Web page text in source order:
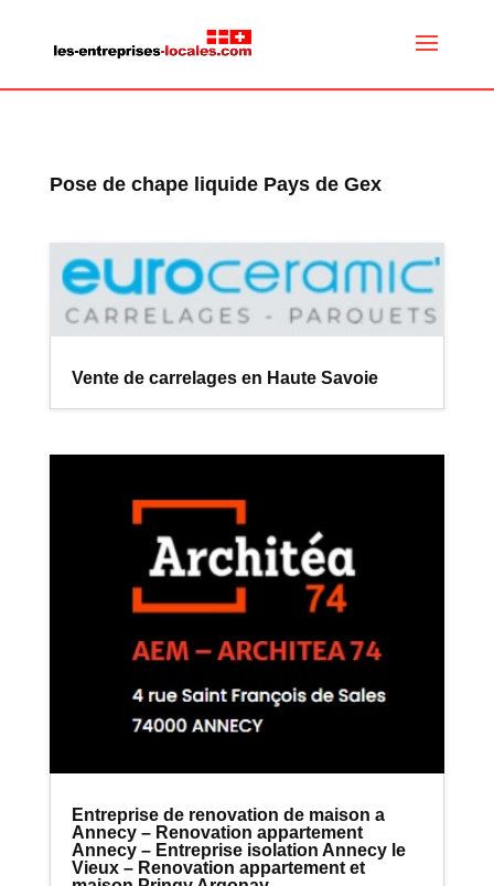
Pose de chape liquide Pays de Gex
Vente de carrelages en Haute Savoie
Entreprise de renovation de maison a
Annecy – Renovation appartement
Annecy – Entreprise isolation Annecy le
Vieux – Renovation appartement et